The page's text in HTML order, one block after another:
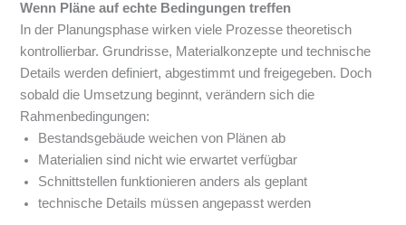
Wenn Pläne auf echte Bedingungen treffen
In der Planungsphase wirken viele Prozesse theoretisch
kontrollierbar. Grundrisse, Materialkonzepte und technische
Details werden definiert, abgestimmt und freigegeben. Doch
sobald die Umsetzung beginnt, verändern sich die
Rahmenbedingungen:
Bestandsgebäude weichen von Plänen ab
Materialien sind nicht wie erwartet verfügbar
Schnittstellen funktionieren anders als geplant
technische Details müssen angepasst werden